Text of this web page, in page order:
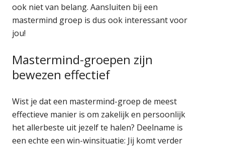
ook niet van belang. Aansluiten bij een
mastermind groep is dus ook interessant voor
jou!
Mastermind-groepen zijn
bewezen effectief
Wist je dat een mastermind-groep de meest
effectieve manier is om zakelijk en persoonlijk
het allerbeste uit jezelf te halen? Deelname is
een echte een win-winsituatie: Jij komt verder